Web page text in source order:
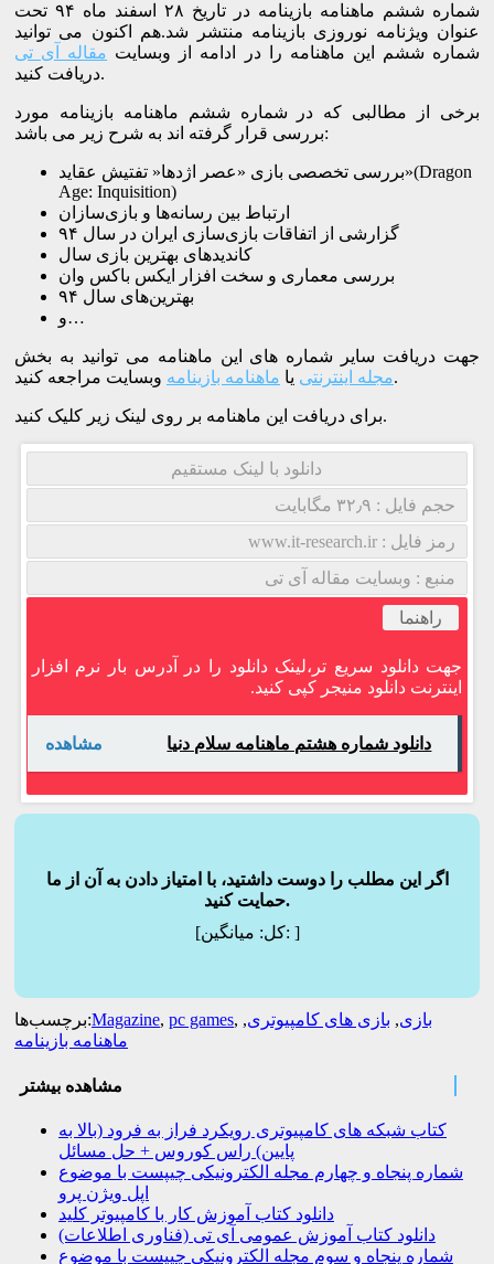
شماره ششم ماهنامه بازینامه در تاریخ ۲۸ اسفند ماه ۹۴ تحت
عنوان ویژنامه نوروزی بازینامه منتشر شد.هم اکنون می توانید
شماره ششم این ماهنامه را در ادامه از وبسایت مقاله آی تی
دریافت کنید.
برخی از مطالبی که در شماره ششم ماهنامه بازینامه مورد
بررسی قرار گرفته اند به شرح زیر می باشد:
بررسی تخصصی بازی «عصر اژدها« تفتیش عقاید»(Dragon
Age: Inquisition)
ارتباط بین رسانه‌ها و بازی‌سازان
گزارشی از اتفاقات بازی‌سازی ایران در سال ۹۴
کاندیدهای بهترین بازی سال
بررسی معماری و سخت افزار ایکس باکس وان
بهترین‌های سال ۹۴
و…
جهت دریافت سایر شماره های این ماهنامه می توانید به بخش
مجله اینترنتی یا ماهنامه بازینامه وبسایت مراجعه کنید.
برای دریافت این ماهنامه بر روی لینک زیر کلیک کنید.
دانلود با لینک مستقیم
حجم فایل : ۳۲٫۹ مگابایت
رمز فایل : www.it-research.ir
منبع : وبسایت مقاله آی تی
راهنما
جهت دانلود سریع تر،لینک دانلود را در آدرس بار نرم افزار
اینترنت دانلود منیجر کپی کنید.
مشاهده دانلود شماره هشتم ماهنامه سلام دنیا
اگر این مطلب را دوست داشتید، با امتیاز دادن به آن از ما
حمایت کنید.
[کل:میانگین: ]
برچسب‌ها:Magazine, pc games, بازی, بازی های کامپیوتری,
ماهنامه بازینامه
مشاهده بیشتر
کتاب شبکه های کامپیوتری رویکرد فراز به فرود (بالا به
پایین) راس کوروس + حل مسائل
شماره پنجاه و چهارم مجله الکترونیکی چیپست با موضوع
اپل ویژن پرو
دانلود کتاب آموزش کار با کامپیوتر کلید
دانلود کتاب آموزش عمومی آی تی (فناوری اطلاعات)
شماره پنجاه و سوم مجله الکترونیکی چیپست با موضوع